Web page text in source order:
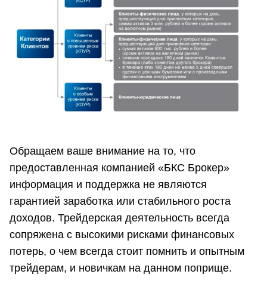
Обращаем ваше внимание на то, что
предоставленная компанией «БКС Брокер»
информация и поддержка не являются
гарантией заработка или стабильного роста
доходов. Трейдерская деятельность всегда
сопряжена с высокими рисками финансовых
потерь, о чем всегда стоит помнить и опытным
трейдерам, и новичкам на данном поприще.